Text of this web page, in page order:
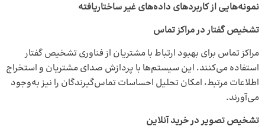
نمونه‌هایی از کاربردهای داده‌های غیر ساختاریافته
تشخیص گفتار در مراکز تماس
مراکز تماس برای بهبود ارتباط با مشتریان از فناوری تشخیص گفتار
استفاده می‌کنند. این سیستم‌ها با پردازش صدای مشتریان و استخراج
اطلاعات مرتبط، امکان تحلیل احساسات تماس‌گیرندگان را نیز به‌وجود
می‌آورند.
تشخیص تصویر در خرید آنلاین